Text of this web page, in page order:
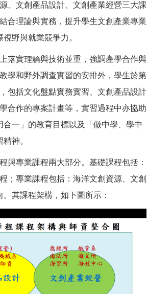
、文創產品設計、文創產業經營三大課
合理論與實務，提升學生文創產業專業
野與就業競爭力。
落實理論與技術並重，強調產學合作與
學和野外調查實習的安排外，學生於第
包括文化盤點實務實習、文創產品設計
合作的專案計畫等，實習過程中亦協助
一」的教育目標以及「做中學、學中
神。
與專業課程兩大部分。基礎課程包括：
；專業課程包括：海洋文創資源、文創
其課程架構，如下圖所示：